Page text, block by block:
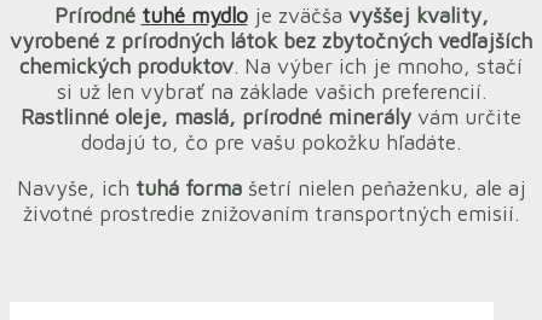
Prírodné tuhé mydloje zväčša vyššej kvality,
vyrobené z prírodných látok bez zbytočných vedľajších
chemických produktov. Na výber ich je mnoho, stačí
si už len vybrať na základe vašich preferencií.
Rastlinné oleje, maslá, prírodné minerály vám určite
dodajú to, čo pre vašu pokožku hľadáte.
Navyše, ich tuhá formašetrí nielen peňaženku, ale aj
životné prostredie znižovaním transportných emisií.